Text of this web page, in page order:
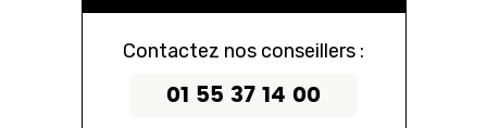
Contactez nos conseillers :
01 55 37 14 00